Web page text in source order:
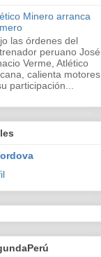
Minero arranca
las órdenes del
peruano José
Verme, Atlético
calienta motores
participación...